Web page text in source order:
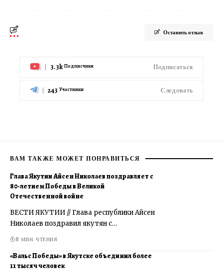
Оставить отзыв
3.3k Подписчики Подписаться
243 Участники Следовать
ВАМ ТАКЖЕ МОЖЕТ ПОНРАВИТЬСЯ
Глава Якутии Айсен Николаев поздравляет с
80-летием Победы в Великой
Отечественной войне
ВЕСТИ ЯКУТИИ // Глава республики Айсен
Николаев поздравил якутян с…
8 МИН. ЧТЕНИЯ
«Вальс Победы» в Якутске объединил более
11 тысяч человек